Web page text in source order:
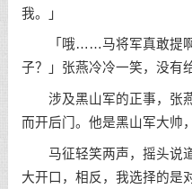
我。」
「哦……马将军真敢提啊
子？」张燕冷冷一笑，没有
涉及黑山军的正事，张燕
而开后门。他是黑山军大帅
马征轻笑两声，摇头说道
大开口，相反，我选择的是